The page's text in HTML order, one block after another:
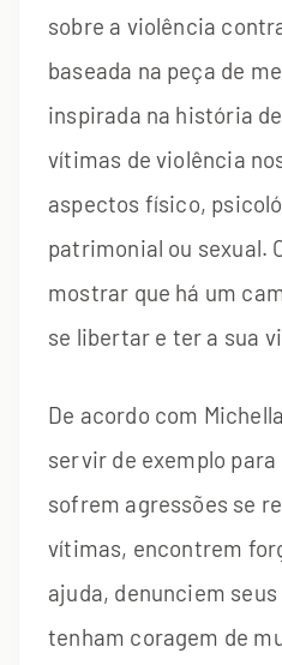
sobre a violência
baseada na peça de
inspirada na história
vítimas de violência
aspectos físico,
patrimonial ou sexual.
mostrar que há um
se libertar e ter a sua
De acordo com
servir de exemplo
sofrem agressões se
vítimas, encontrem
ajuda, denunciem
tenham coragem de